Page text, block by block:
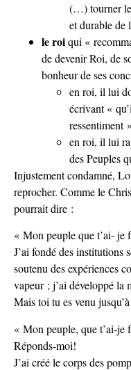
(…) tourner
et durable de
le roiqui «
de devenir Roi, de
bonheur de ses
en roi, il lui
écrivant «
ressentiment »
en roi, il lui
des Peuples
Injustement condamné,
reprocher. Comme le
pourrait dire :
« Mon peuple que t’ai- je
J’ai fondé des institutions
soutenu des expériences
vapeur ; j’ai développé la
Mais toi tu es venu
« Mon peuple, que t’ai-je
Réponds-moi!
J’ai créé le corps des